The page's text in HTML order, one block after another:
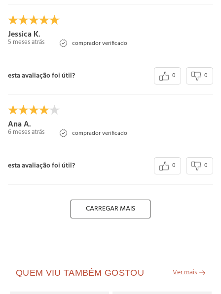
Jessica K.
5 meses atrás comprador verificado
esta avaliação foi útil? 0 0
Ana A.
6 meses atrás comprador verificado
esta avaliação foi útil? 0 0
CARREGAR MAIS
QUEM VIU TAMBÉM GOSTOU